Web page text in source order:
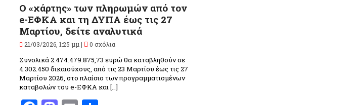
Ο «χάρτης» των πληρωμών από τον
e-ΕΦΚΑ και τη ΔΥΠΑ έως τις 27
Μαρτίου, δείτε αναλυτικά
21/03/2026, 1:25 μμ | 0 σχόλια
Συνολικά 2.474.479.875,73 ευρώ θα καταβληθούν σε
4.302.450 δικαιούχους, από τις 23 Μαρτίου έως τις 27
Μαρτίου 2026, στο πλαίσιο των προγραμματισμένων
καταβολών του e-ΕΦΚΑ και […]